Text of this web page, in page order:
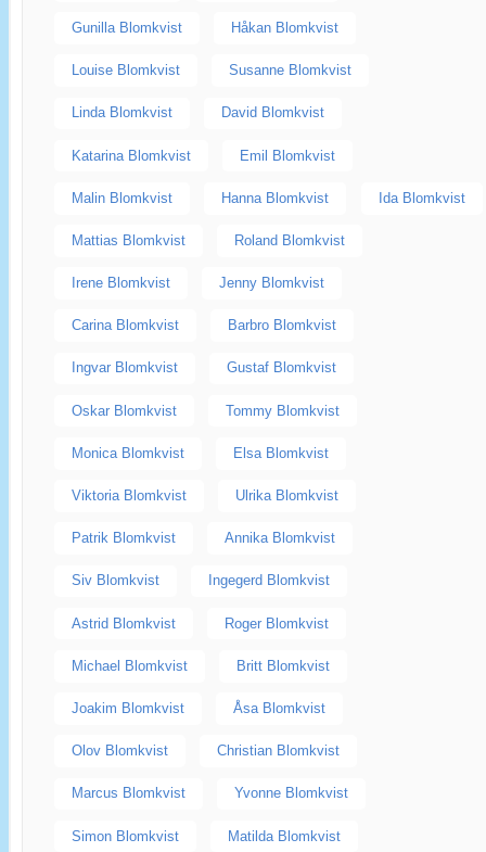
Gunilla Blomkvist Håkan Blomkvist
Louise Blomkvist Susanne Blomkvist
Linda Blomkvist David Blomkvist
Katarina Blomkvist Emil Blomkvist
Malin Blomkvist Hanna Blomkvist Ida Blomkvist
Mattias Blomkvist Roland Blomkvist
Irene Blomkvist Jenny Blomkvist
Carina Blomkvist Barbro Blomkvist
Ingvar Blomkvist Gustaf Blomkvist
Oskar Blomkvist Tommy Blomkvist
Monica Blomkvist Elsa Blomkvist
Viktoria Blomkvist Ulrika Blomkvist
Patrik Blomkvist Annika Blomkvist
Siv Blomkvist Ingegerd Blomkvist
Astrid Blomkvist Roger Blomkvist
Michael Blomkvist Britt Blomkvist
Joakim Blomkvist Åsa Blomkvist
Olov Blomkvist Christian Blomkvist
Marcus Blomkvist Yvonne Blomkvist
Simon Blomkvist Matilda Blomkvist